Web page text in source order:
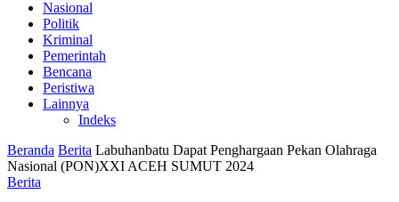
Nasional
Politik
Kriminal
Pemerintah
Bencana
Peristiwa
Lainnya
Indeks
Beranda Berita Labuhanbatu Dapat Penghargaan Pekan Olahraga
Nasional (PON)XXI ACEH SUMUT 2024
Berita